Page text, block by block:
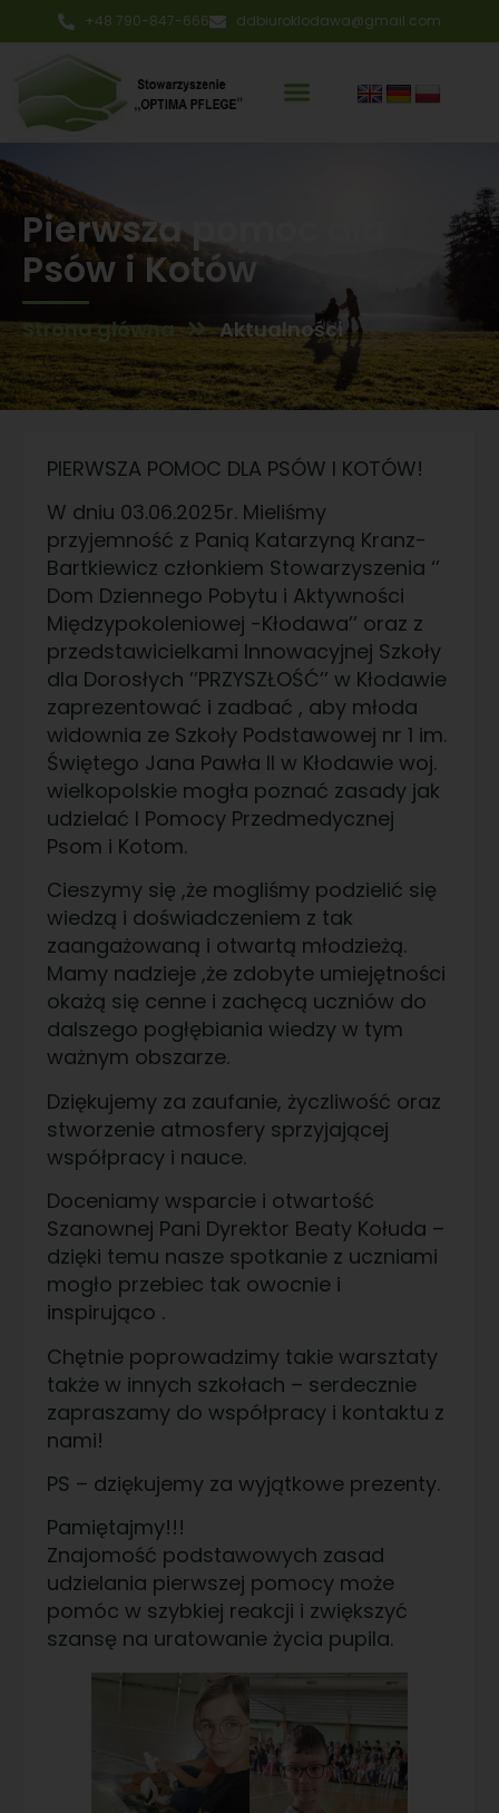
+48 790-847-666 ddbiuroklodawa@gmail.com
Pierwsza pomoc dla
Psów i Kotów
Strona główna Aktualności
PIERWSZA POMOC DLA PSÓW I KOTÓW!
W dniu 03.06.2025r. Mieliśmy
przyjemność z Panią Katarzyną Kranz-
Bartkiewicz członkiem Stowarzyszenia ‘’
Dom Dziennego Pobytu i Aktywności
Międzypokoleniowej -Kłodawa’’ oraz z
przedstawicielkami Innowacyjnej Szkoły
dla Dorosłych ’’PRZYSZŁOŚĆ’’ w Kłodawie
zaprezentować i zadbać , aby młoda
widownia ze Szkoły Podstawowej nr 1 im.
Świętego Jana Pawła II w Kłodawie woj.
wielkopolskie mogła poznać zasady jak
udzielać I Pomocy Przedmedycznej
Psom i Kotom.
Cieszymy się ,że mogliśmy podzielić się
wiedzą i doświadczeniem z tak
zaangażowaną i otwartą młodzieżą.
Mamy nadzieje ,że zdobyte umiejętności
okażą się cenne i zachęcą uczniów do
dalszego pogłębiania wiedzy w tym
ważnym obszarze.
Dziękujemy za zaufanie, życzliwość oraz
stworzenie atmosfery sprzyjającej
współpracy i nauce.
Doceniamy wsparcie i otwartość
Szanownej Pani Dyrektor Beaty Kołuda –
dzięki temu nasze spotkanie z uczniami
mogło przebiec tak owocnie i
inspirująco .
Chętnie poprowadzimy takie warsztaty
także w innych szkołach – serdecznie
zapraszamy do współpracy i kontaktu z
nami!
PS – dziękujemy za wyjątkowe prezenty.
Pamiętajmy!!!
Znajomość podstawowych zasad
udzielania pierwszej pomocy może
pomóc w szybkiej reakcji i zwiększyć
szansę na uratowanie życia pupila.